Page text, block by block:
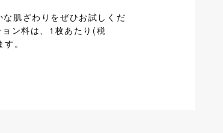
肌ざわりをぜひお試しくだ
ン料は、1枚あたり(税
。